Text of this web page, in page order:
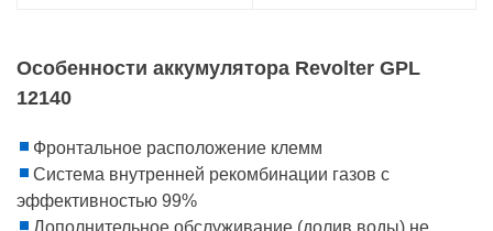
Особенности аккумулятора Revolter GPL
12140
Фронтальное расположение клемм
Система внутренней рекомбинации газов с
эффективностью 99%
Дополнительное обслуживание (долив воды) не